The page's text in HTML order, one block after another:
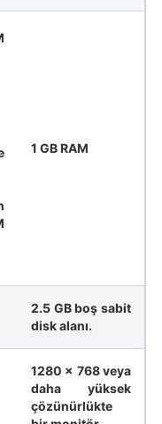
1 GB RAM
2.5 GB boş sabit
disk alanı.
1280 x 768 veya
daha yüksek
çözünürlükte